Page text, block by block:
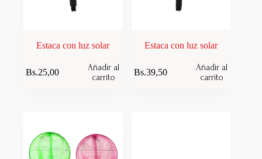
Estaca con luz solar
Bs.25,00
Añadir al
carrito
Estaca con luz solar
Bs.39,50
Añadir al
carrito